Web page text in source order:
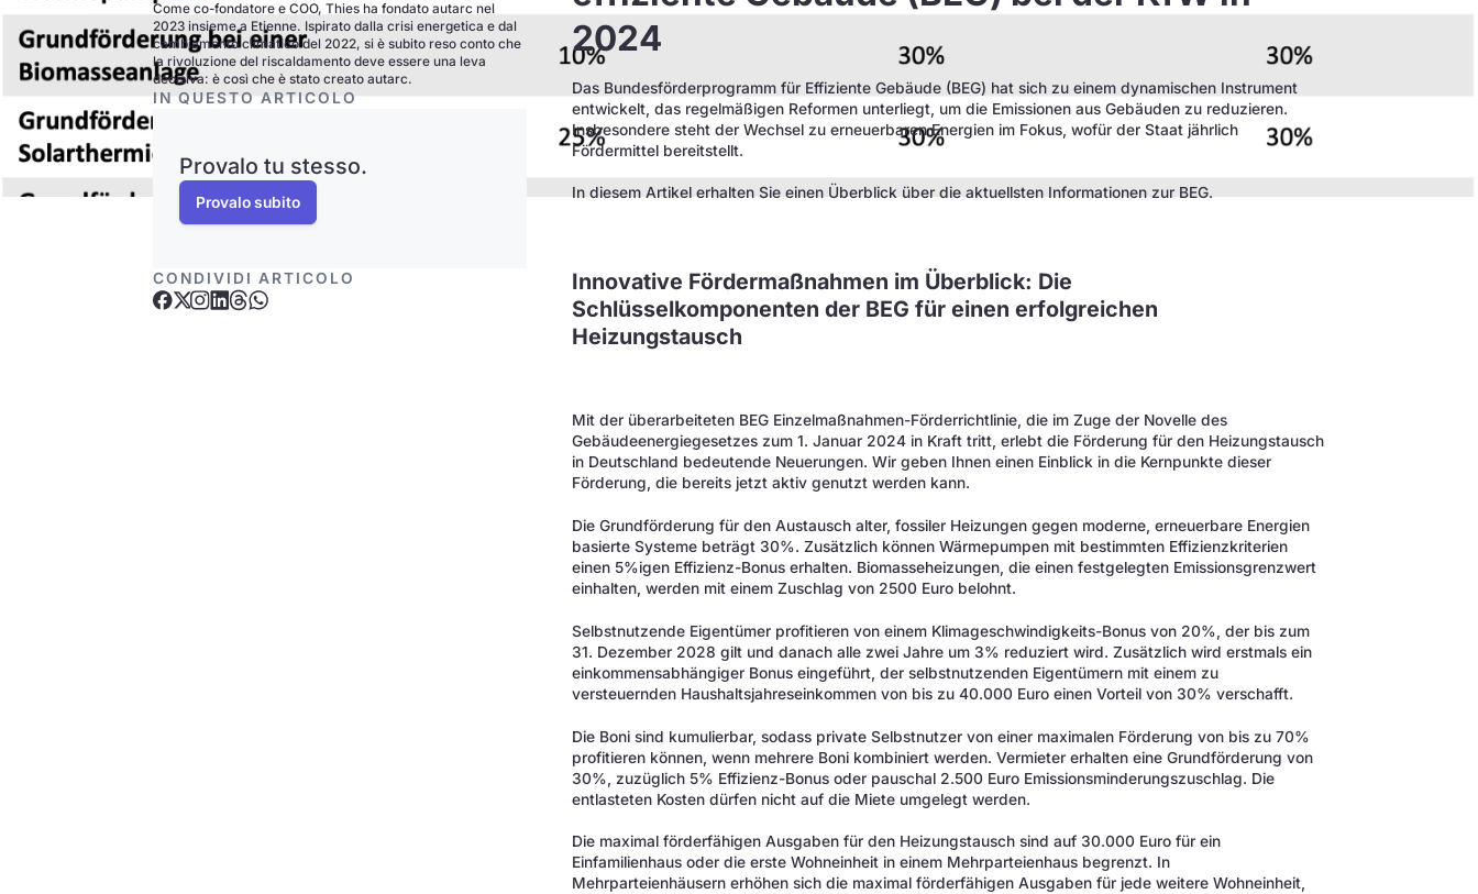
Come co-fondatore e COO, Thies ha fondato autarc nel
2023 insieme a Etienne. Ispirato dalla crisi energetica e dal
cambiamento climatico del 2022, si è subito reso conto che
la rivoluzione del riscaldamento deve essere una leva
decisiva: è così che è stato creato autarc.
IN QUESTO ARTICOLO
Provalo tu stesso.
Provalo subito
CONDIVIDI ARTICOLO
2024
Das Bundesförderprogramm für Effiziente Gebäude (BEG) hat sich zu einem dynamischen Instrument
entwickelt, das regelmäßigen Reformen unterliegt, um die Emissionen aus Gebäuden zu reduzieren.
Insbesondere steht der Wechsel zu erneuerbaren Energien im Fokus, wofür der Staat jährlich
Fördermittel bereitstellt.
In diesem Artikel erhalten Sie einen Überblick über die aktuellsten Informationen zur BEG.
Innovative Fördermaßnahmen im Überblick: Die
Schlüsselkomponenten der BEG für einen erfolgreichen
Heizungstausch
Mit der überarbeiteten BEG Einzelmaßnahmen-Förderrichtlinie, die im Zuge der Novelle des
Gebäudeenergiegesetzes zum 1. Januar 2024 in Kraft tritt, erlebt die Förderung für den Heizungstausch
in Deutschland bedeutende Neuerungen. Wir geben Ihnen einen Einblick in die Kernpunkte dieser
Förderung, die bereits jetzt aktiv genutzt werden kann.
Die Grundförderung für den Austausch alter, fossiler Heizungen gegen moderne, erneuerbare Energien
basierte Systeme beträgt 30%. Zusätzlich können Wärmepumpen mit bestimmten Effizienzkriterien
einen 5%igen Effizienz-Bonus erhalten. Biomasseheizungen, die einen festgelegten Emissionsgrenzwert
einhalten, werden mit einem Zuschlag von 2500 Euro belohnt.
Selbstnutzende Eigentümer profitieren von einem Klimageschwindigkeits-Bonus von 20%, der bis zum
31. Dezember 2028 gilt und danach alle zwei Jahre um 3% reduziert wird. Zusätzlich wird erstmals ein
einkommensabhängiger Bonus eingeführt, der selbstnutzenden Eigentümern mit einem zu
versteuernden Haushaltsjahreseinkommen von bis zu 40.000 Euro einen Vorteil von 30% verschafft.
Die Boni sind kumulierbar, sodass private Selbstnutzer von einer maximalen Förderung von bis zu 70%
profitieren können, wenn mehrere Boni kombiniert werden. Vermieter erhalten eine Grundförderung von
30%, zuzüglich 5% Effizienz-Bonus oder pauschal 2.500 Euro Emissionsminderungszuschlag. Die
entlasteten Kosten dürfen nicht auf die Miete umgelegt werden.
Die maximal förderfähigen Ausgaben für den Heizungstausch sind auf 30.000 Euro für ein
Einfamilienhaus oder die erste Wohneinheit in einem Mehrparteienhaus begrenzt. In
Mehrparteienhäusern erhöhen sich die maximal förderfähigen Ausgaben für jede weitere Wohneinheit,